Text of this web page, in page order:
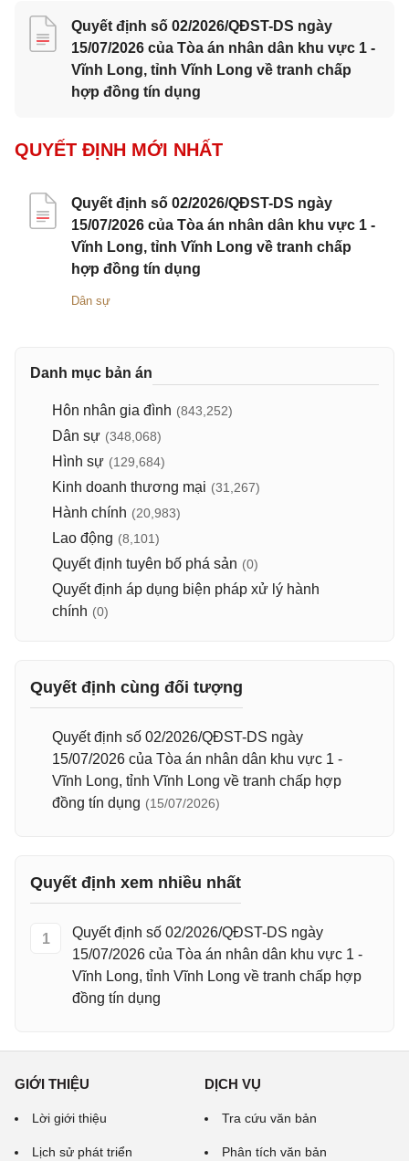
Quyết định số 02/2026/QĐST-DS ngày
15/07/2026 của Tòa án nhân dân khu vực 1 -
Vĩnh Long, tỉnh Vĩnh Long về tranh chấp
hợp đồng tín dụng
QUYẾT ĐỊNH MỚI NHẤT
Quyết định số 02/2026/QĐST-DS ngày
15/07/2026 của Tòa án nhân dân khu vực 1 -
Vĩnh Long, tỉnh Vĩnh Long về tranh chấp
hợp đồng tín dụng
Dân sự
Danh mục bản án
Hôn nhân gia đình (843,252)
Dân sự (348,068)
Hình sự (129,684)
Kinh doanh thương mại (31,267)
Hành chính (20,983)
Lao động (8,101)
Quyết định tuyên bố phá sản (0)
Quyết định áp dụng biện pháp xử lý hành
chính (0)
Quyết định cùng đối tượng
Quyết định số 02/2026/QĐST-DS ngày
15/07/2026 của Tòa án nhân dân khu vực 1 -
Vĩnh Long, tỉnh Vĩnh Long về tranh chấp hợp
đồng tín dụng (15/07/2026)
Quyết định xem nhiều nhất
1
Quyết định số 02/2026/QĐST-DS ngày
15/07/2026 của Tòa án nhân dân khu vực 1 -
Vĩnh Long, tỉnh Vĩnh Long về tranh chấp hợp
đồng tín dụng
GIỚI THIỆU
Lời giới thiệu
Lịch sử phát triển
DỊCH VỤ
Tra cứu văn bản
Phân tích văn bản